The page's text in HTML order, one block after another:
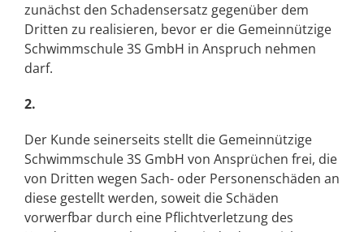
zunächst den Schadensersatz gegenüber dem
Dritten zu realisieren, bevor er die Gemeinnützige
Schwimmschule 3S GmbH in Anspruch nehmen
darf.
2.
Der Kunde seinerseits stellt die Gemeinnützige
Schwimmschule 3S GmbH von Ansprüchen frei, die
von Dritten wegen Sach- oder Personenschäden an
diese gestellt werden, soweit die Schäden
vorwerfbar durch eine Pflichtverletzung des